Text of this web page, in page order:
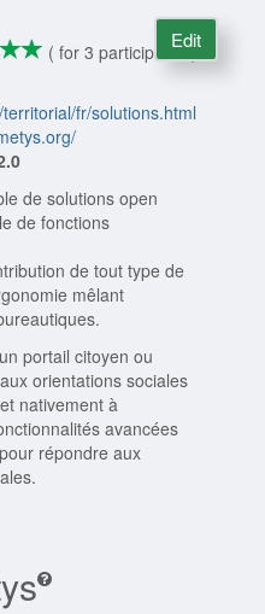
** *
4/4
( for 3 participants )
fr/solutions.html
de solutions open
de fonctions
de tout type de
mêlant
portail citoyen ou
orientations sociales
nativement à
avancées
répondre aux
Edit